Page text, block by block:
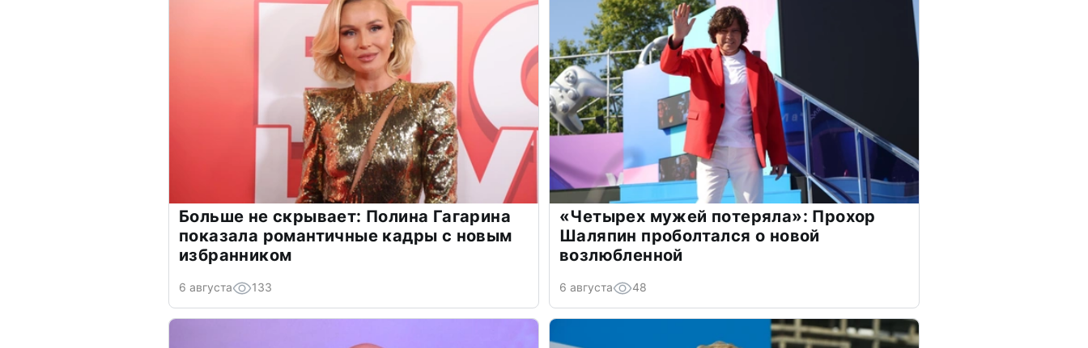
Больше не скрывает: Полина Гагарина
показала романтичные кадры с новым
избранником
6 августа 133
«Четырех мужей потеряла»: Прохор
Шаляпин проболтался о новой
возлюбленной
6 августа 48